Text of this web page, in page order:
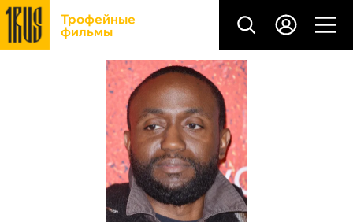
Трофейные
фильмы